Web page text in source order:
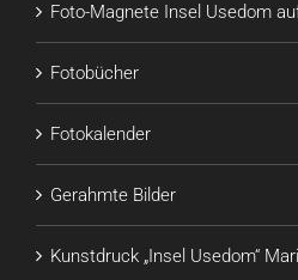
Foto-Magnete Insel Usedom
Fotobücher
Fotokalender
Gerahmte Bilder
Kunstdruck „Insel Usedom“